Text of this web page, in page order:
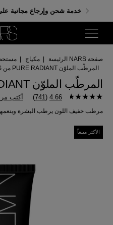
خدمة شحن وإرجاع مجانية
صفحة NARS الرئيسة مكياج
المرطّب الملوّن PURE RADIANT من NARS
المرطّب الملوّن PURE RADIANT من NARS
4.66
(
741
) أكتب
الأكثر مبيعاً